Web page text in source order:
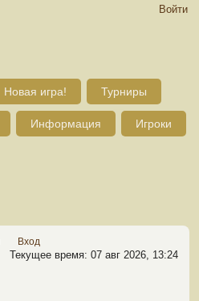
Войти
Новая игра! Турниры
Информация Игроки
Вход
Текущее время: 07 авг 2026, 13:24